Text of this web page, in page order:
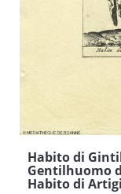
Habito di
Gentilhuomo
Habito di